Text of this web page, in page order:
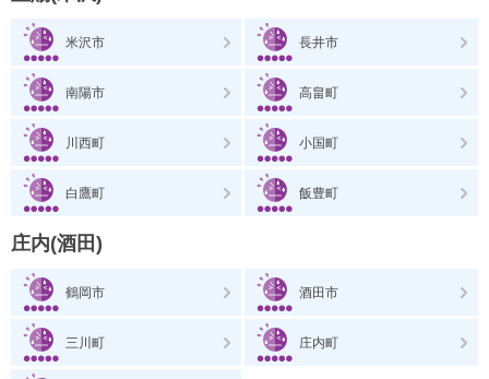
米沢市 長井市
南陽市 高畠町
川西町 小国町
白鷹町 飯豊町
庄内(酒田)
鶴岡市 酒田市
三川町 庄内町